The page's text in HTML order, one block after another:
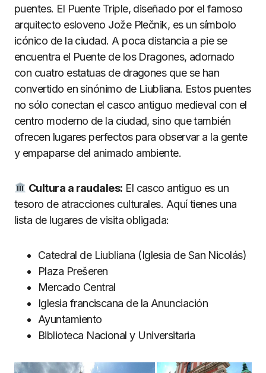
puentes. El Puente Triple, diseñado por el famoso
arquitecto esloveno Jože Plečnik, es un símbolo
icónico de la ciudad. A poca distancia a pie se
encuentra el Puente de los Dragones, adornado
con cuatro estatuas de dragones que se han
convertido en sinónimo de Liubliana. Estos puentes
no sólo conectan el casco antiguo medieval con el
centro moderno de la ciudad, sino que también
ofrecen lugares perfectos para observar a la gente
y empaparse del animado ambiente.
Cultura a raudales: El casco antiguo es un
tesoro de atracciones culturales. Aquí tienes una
lista de lugares de visita obligada:
Catedral de Liubliana (Iglesia de San Nicolás)
Plaza Prešeren
Mercado Central
Iglesia franciscana de la Anunciación
Ayuntamiento
Biblioteca Nacional y Universitaria